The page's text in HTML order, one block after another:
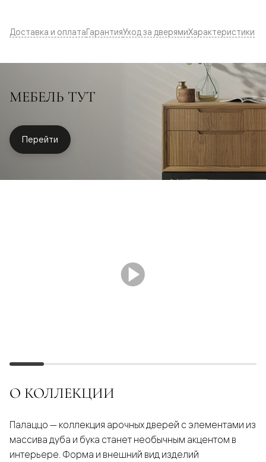
Доставка и оплатаГарантияУход за дверямиХарактеристики
МЕБЕЛЬ ТУТ
Перейти
О КОЛЛЕКЦИИ
Палаццо — коллекция арочных дверей с элементами из
массива дуба и бука станет необычным акцентом в
интерьере. Форма и внешний вид изделий